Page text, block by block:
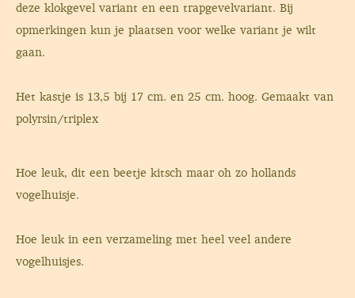
deze klokgevel variant en een trapgevelvariant. Bij
opmerkingen kun je plaatsen voor welke variant je wilt
gaan.
Het kastje is 13,5 bij 17 cm. en 25 cm. hoog. Gemaakt van
polyrsin/triplex
Hoe leuk, dit een beetje kitsch maar oh zo hollands
vogelhuisje.
Hoe leuk in een verzameling met heel veel andere
vogelhuisjes.